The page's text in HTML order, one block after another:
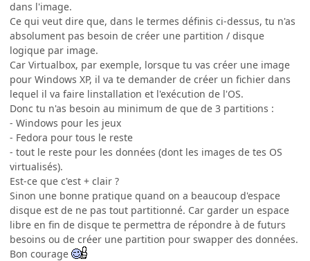
dans l'image.
Ce qui veut dire que, dans le termes définis ci-dessus, tu n'as
absolument pas besoin de créer une partition / disque
logique par image.
Car Virtualbox, par exemple, lorsque tu vas créer une image
pour Windows XP, il va te demander de créer un fichier dans
lequel il va faire linstallation et l'exécution de l'OS.
Donc tu n'as besoin au minimum de que de 3 partitions :
- Windows pour les jeux
- Fedora pour tous le reste
- tout le reste pour les données (dont les images de tes OS
virtualisés).
Est-ce que c'est + clair ?
Sinon une bonne pratique quand on a beaucoup d'espace
disque est de ne pas tout partitionné. Car garder un espace
libre en fin de disque te permettra de répondre à de futurs
besoins ou de créer une partition pour swapper des données.
Bon courage